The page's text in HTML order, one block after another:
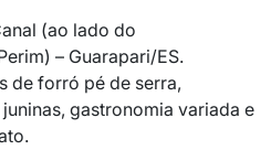
(ao lado do
– Guarapari/ES.
de forró pé de serra,
gastronomia variada e